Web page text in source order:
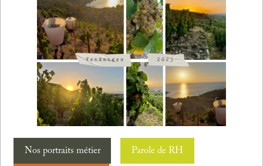
Nos portraits métier Parole de RH